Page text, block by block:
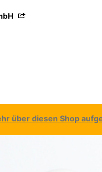
über diesen Shop